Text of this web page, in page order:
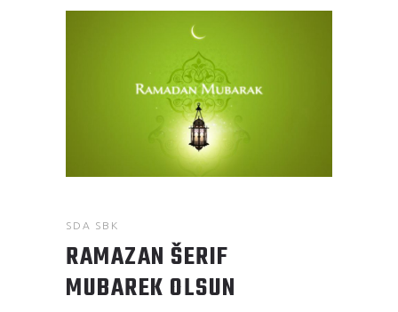
SDA SBK
RAMAZAN ŠERIF
MUBAREK OLSUN